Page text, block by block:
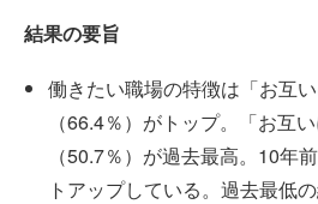
結果の要旨
働きたい職場の特徴は「お互い
（66.4％）がトップ。「お互
（50.7％）が過去最高。10年
トアップしている。過去最低